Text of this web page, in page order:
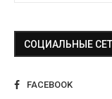
СОЦИАЛЬНЫЕ
FACEBOOK